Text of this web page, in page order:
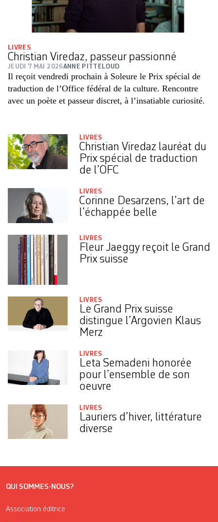
LIVRES
Christian Viredaz, passeur passionné
JEUDI 7 MAI 2026ANNE PITTELOUD
Il reçoit vendredi prochain à Soleure le Prix spécial de
traduction de l’Office fédéral de la culture. Rencontre
avec un poète et passeur discret, à l’insatiable curiosité.
LIVRES
Christian Viredaz lauréat du
Prix spécial de traduction
de l’OFC
LIVRES
Corinne Desarzens, l’art de
l’échappée belle
LIVRES
Fleur Jaeggy reçoit le Grand
Prix suisse
LIVRES
Le Grand Prix suisse
distingue l’Argovien Klaus
Merz
LIVRES
Leta Semadeni honorée
pour l’ensemble de son
oeuvre
LIVRES
Lauriers d’hiver, littérature
diverse
QUI SOMMES-NOUS?
Association éditrice